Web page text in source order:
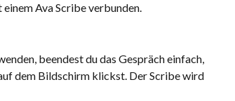
Ava Scribe verbunden.
beendest du das Gespräch einfach,
dem Bildschirm klickst. Der Scribe wird